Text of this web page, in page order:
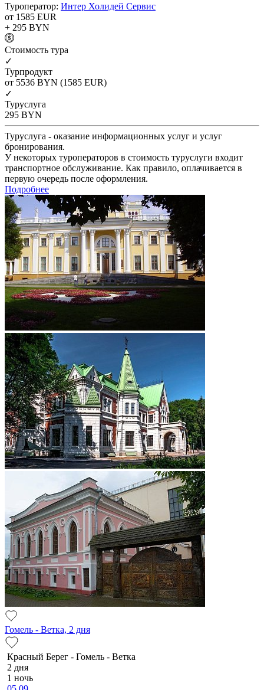
Туроператор: Интер Холидей Сервис
от 1585 EUR
+ 295 BYN
Cтоимость тура
✓
Турпродукт
от 5536 BYN (1585 EUR)
✓
Туруслуга
295 BYN
Туруслуга - оказание информационных услуг и услуг
бронирования.
У некоторых туроператоров в стоимость туруслуги входит
транспортное обслуживание. Как правило, оплачивается в
первую очередь после оформления.
Подробнее
Гомель - Ветка, 2 дня
Красный Берег - Гомель - Ветка
2 дня
1 ночь